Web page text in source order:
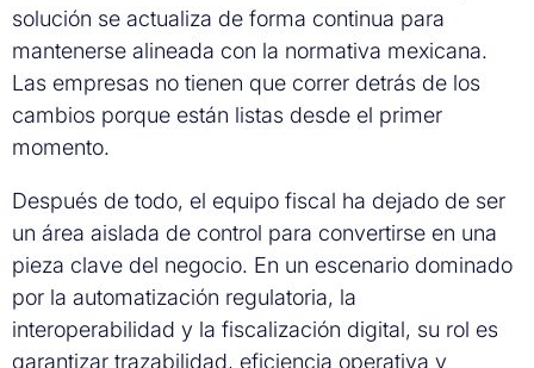
solución se actualiza de forma continua para
mantenerse alineada con la normativa mexicana.
Las empresas no tienen que correr detrás de los
cambios porque están listas desde el primer
momento.
Después de todo, el equipo fiscal ha dejado de ser
un área aislada de control para convertirse en una
pieza clave del negocio. En un escenario dominado
por la automatización regulatoria, la
interoperabilidad y la fiscalización digital, su rol es
garantizar trazabilidad, eficiencia operativa y